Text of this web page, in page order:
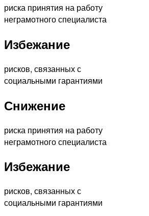
риска принятия на работу
неграмотного специалиста
Избежание
рисков, связанных с
социальными гарантиями
Снижение
риска принятия на работу
неграмотного специалиста
Избежание
рисков, связанных с
социальными гарантиями